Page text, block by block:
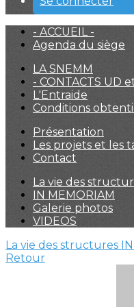
- ACCUEIL -
Agenda du siège
LA SNEMM
- CONTACTS UD
L'Entraide
Conditions
Présentation
Les projets et les
Contact
La vie des
IN MEMORIAM
Galerie photos
VIDEOS
La vie des structures
Retour